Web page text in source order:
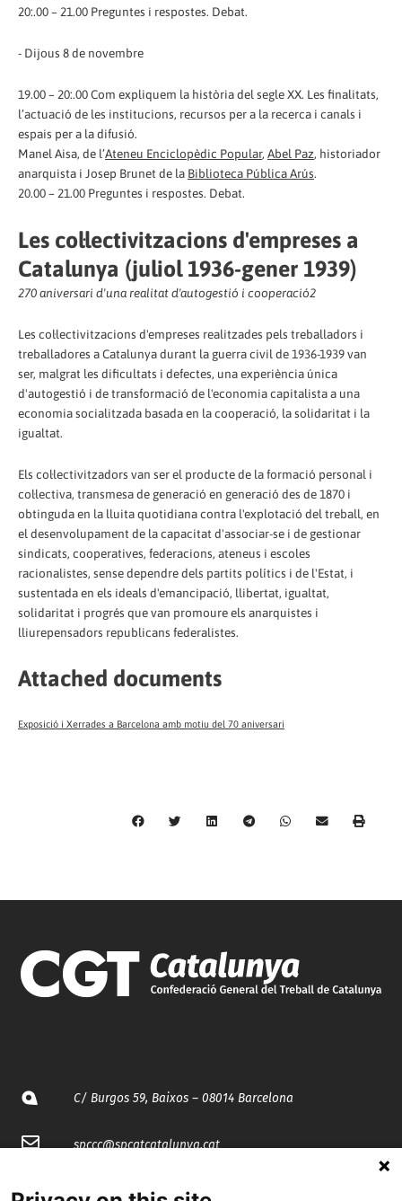
20:.00 – 21.00 Preguntes i respostes. Debat.
- Dijous 8 de novembre
19.00 – 20:.00 Com expliquem la història del segle XX. Les finalitats,
l’actuació de les institucions, recursos per a la recerca i canals i
espais per a la difusió.
Manel Aisa, de l’Ateneu Enciclopèdic Popular, Abel Paz, historiador
anarquista i Josep Brunet de la Biblioteca Pública Arús.
20.00 – 21.00 Preguntes i respostes. Debat.
Les col·lectivitzacions d'empreses a
Catalunya (juliol 1936-gener 1939)
270 aniversari d'una realitat d'autogestió i cooperació2
Les col·lectivitzacions d'empreses realitzades pels treballadors i
treballadores a Catalunya durant la guerra civil de 1936-1939 van
ser, malgrat les dificultats i defectes, una experiència única
d'autogestió i de transformació de l'economia capitalista a una
economia socialitzada basada en la cooperació, la solidaritat i la
igualtat.
Els col·lectivitzadors van ser el producte de la formació personal i
col·lectiva, transmesa de generació en generació des de 1870 i
obtinguda en la lluita quotidiana contra l'explotació del treball, en
el desenvolupament de la capacitat d'associar-se i de gestionar
sindicats, cooperatives, federacions, ateneus i escoles
racionalistes, sense dependre dels partits polítics i de l'Estat, i
sustentada en els ideals d'emancipació, llibertat, igualtat,
solidaritat i progrés que van promoure els anarquistes i
lliurepensadors republicans federalistes.
Attached documents
Exposició i Xerrades a Barcelona amb motiu del 70 aniversari
C/ Burgos 59, Baixos – 08014 Barcelona
spccc@spcgtcatalunya.cat